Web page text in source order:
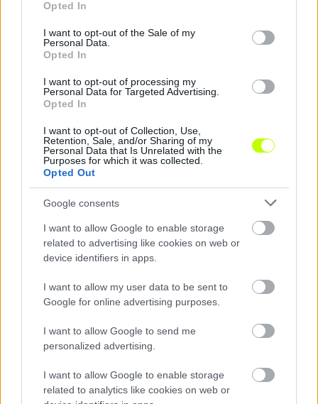
use your data for below specified purposes in below Google
consent section.
Opted In
I want to opt-out of the Sale of my
Personal Data.
Opted In
I want to opt-out of processing my
Personal Data for Targeted Advertising.
Opted In
I want to opt-out of Collection, Use,
Retention, Sale, and/or Sharing of my
Personal Data that Is Unrelated with the
Purposes for which it was collected.
Opted Out
Google consents
I want to allow Google to enable storage
related to advertising like cookies on web or
device identifiers in apps.
I want to allow my user data to be sent to
Google for online advertising purposes.
I want to allow Google to send me
personalized advertising.
I want to allow Google to enable storage
related to analytics like cookies on web or
A Ferencváros ellenfele súlyos UEFA-büntetést kapott
A lengyel klub visszavágóján egy teljes lelátó zárva marad.